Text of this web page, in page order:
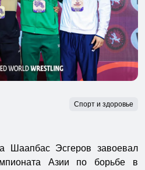
Спорт и здоровье
Шаапбас Эсгеров завоевал
Азии по борьбе в